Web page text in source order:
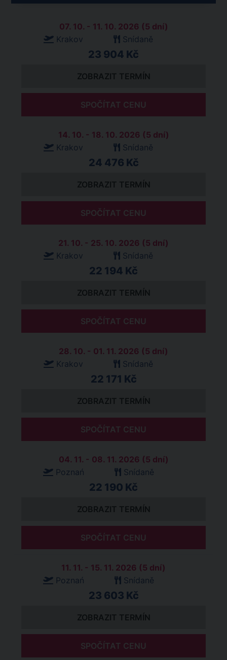
07. 10. - 11. 10. 2026 (5 dní)
Krakov
Snídaně
23 904 Kč
ZOBRAZIT TERMÍN
SPOČÍTAT CENU
14. 10. - 18. 10. 2026 (5 dní)
Krakov
Snídaně
24 476 Kč
ZOBRAZIT TERMÍN
SPOČÍTAT CENU
21. 10. - 25. 10. 2026 (5 dní)
Krakov
Snídaně
22 194 Kč
ZOBRAZIT TERMÍN
SPOČÍTAT CENU
28. 10. - 01. 11. 2026 (5 dní)
Krakov
Snídaně
22 171 Kč
ZOBRAZIT TERMÍN
SPOČÍTAT CENU
04. 11. - 08. 11. 2026 (5 dní)
Poznań
Snídaně
22 190 Kč
ZOBRAZIT TERMÍN
SPOČÍTAT CENU
11. 11. - 15. 11. 2026 (5 dní)
Poznań
Snídaně
23 603 Kč
ZOBRAZIT TERMÍN
SPOČÍTAT CENU